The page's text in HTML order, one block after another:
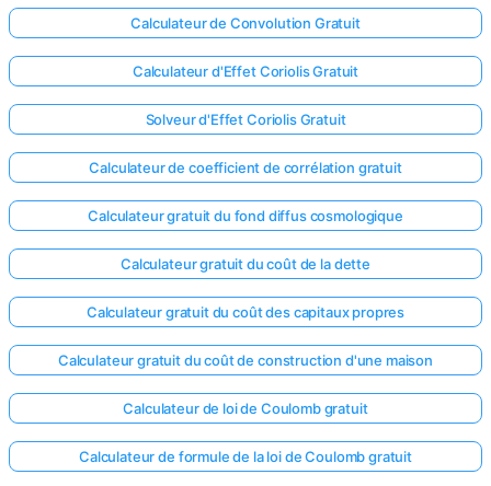
Calculateur de Convolution Gratuit
Calculateur d'Effet Coriolis Gratuit
Solveur d'Effet Coriolis Gratuit
Calculateur de coefficient de corrélation gratuit
Calculateur gratuit du fond diffus cosmologique
Calculateur gratuit du coût de la dette
Calculateur gratuit du coût des capitaux propres
Calculateur gratuit du coût de construction d'une maison
Calculateur de loi de Coulomb gratuit
Calculateur de formule de la loi de Coulomb gratuit